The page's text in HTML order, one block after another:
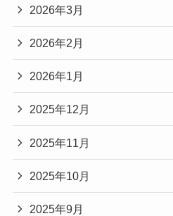
2026年3月
2026年2月
2026年1月
2025年12月
2025年11月
2025年10月
2025年9月